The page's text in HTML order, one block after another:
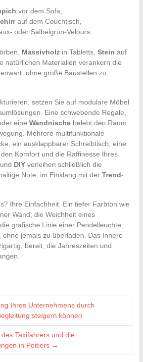
vor dem Sofa,
auf dem Couchtisch,
oder Salbeigrün-Velours.
Massivholzin Tabletts, Stein auf
natürlichen Materialien verankern die
ohne große Baustellen zu
setzen Sie auf modulare Möbel
Eine schwebende Regale,
eine Wandnischebelebt den Raum
Mehrere multifunktionale
ein ausklappbarer Schreibtisch, eine
Komfort und die Raffinesse Ihres
DIYverleihen schließlich die
Note, im Einklang mit der Trend-
Ihre Einfachheit. Ein tiefer Farbton wie
Wand, die Weichheit eines
, die grafische Linie einer Pendelleuchte:
ohne jemals zu überladen. Das Innere
bereit, die Jahreszeiten und
Ihres Unternehmens durch
steigern können
Taxifahrers und die
in Poitiers →